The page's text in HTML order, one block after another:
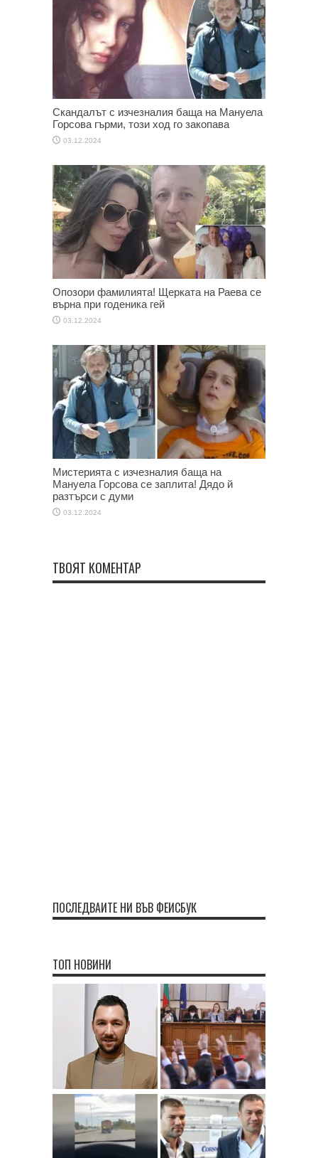
Скандалът с изчезналия баща на Мануела
Горсова гърми, този ход го закопава
03.12.2024
Опозори фамилията! Щерката на Раева се
върна при годеника гей
03.12.2024
Мистерията с изчезналия баща на
Мануела Горсова се заплита! Дядо й
разтърси с думи
03.12.2024
ТВОЯТ КОМЕНТАР
ПОСЛЕДВАЙТЕ НИ ВЪВ ФЕЙСБУК
ТОП НОВИНИ